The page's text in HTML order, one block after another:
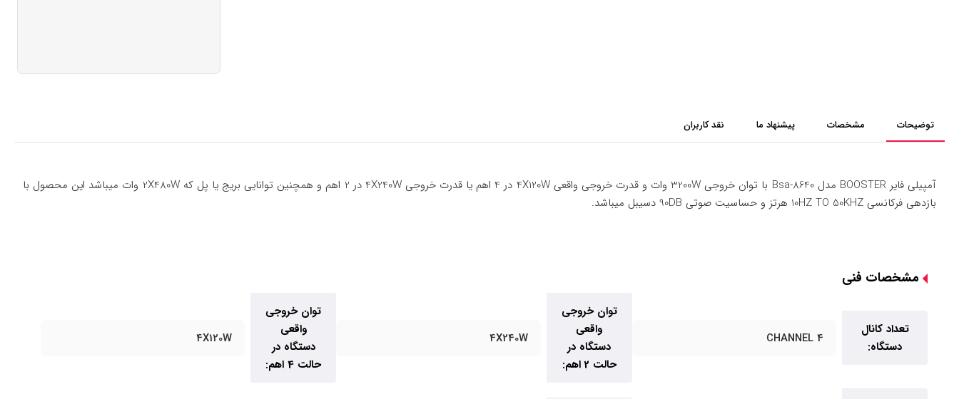
توضیحات مشخصات پیشنهاد ما نقد کاربران
آمپیلی فایر BOOSTER مدل Bsa-8640 با توان خروجی 3200W وات و قدرت خروجی واقعی 4X120W در 4 اهم یا قدرت خروجی 4X240W در 2 اهم و همچنین توانایی بریج یا پل که 2X480W وات میباشد این محصول با
بازدهی فرکانسی 10HZ TO 50KHZ هرتز و حساسیت صوتی 90DB دسیبل میباشد.
مشخصات فنی
تعداد کانال
دستگاه:
4 CHANNEL
توان خروجی
واقعی
دستگاه در
حالت 2 اهم:
4X240W
توان خروجی
واقعی
دستگاه در
حالت 4 اهم:
4X120W